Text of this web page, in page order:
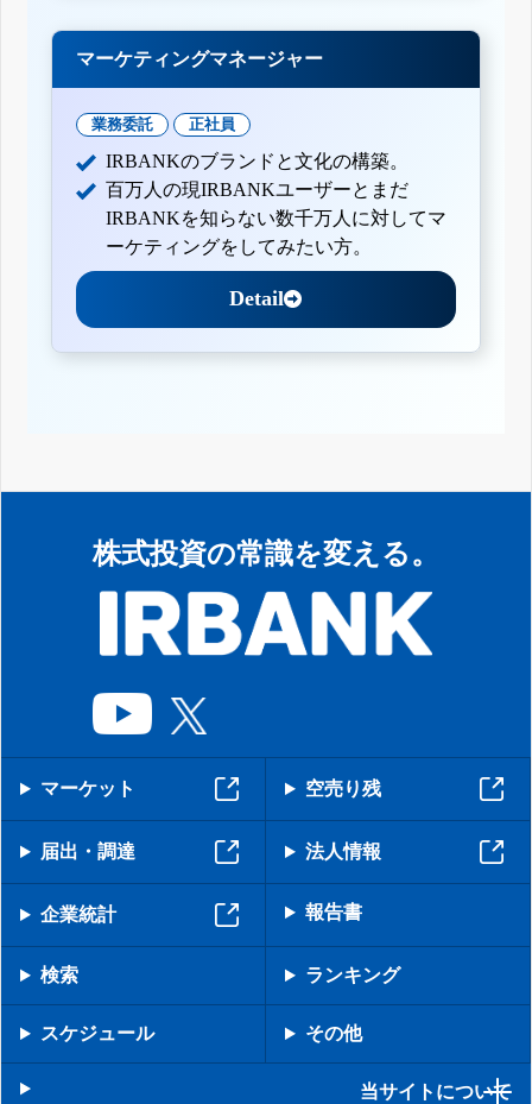
マーケティングマネージャー
業務委託 正社員
IRBANKのブランドと文化の構築。
百万人の現IRBANKユーザーとまだ
IRBANKを知らない数千万人に対してマ
ーケティングをしてみたい方。
Detail
株式投資の常識を変える。
マーケット 空売り残
届出・調達 法人情報
企業統計 報告書
検索 ランキング
スケジュール その他
当サイトについて